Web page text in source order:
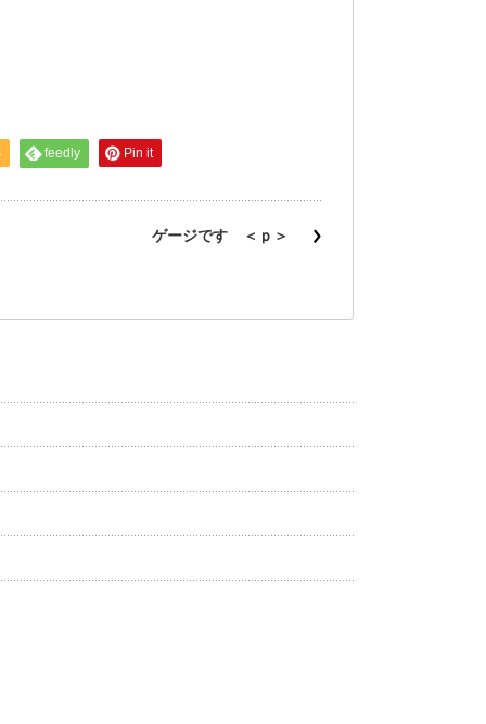
feedly Pin it
ゲージです ＜ｐ＞